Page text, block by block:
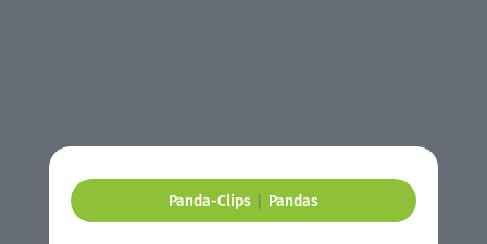
Panda-Clips| Pandas